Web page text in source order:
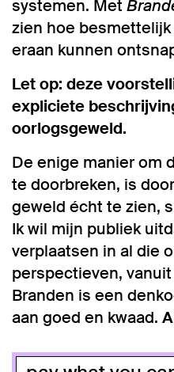
systemen. Met
zien hoe
eraan kunnen
Let op: deze
expliciete
oorlogsgeweld.
De enige manier om
te doorbreken, is
geweld écht te zien,
Ik wil mijn publiek
verplaatsen in al die
perspectieven,
Branden is een
aan goed en kwaad.